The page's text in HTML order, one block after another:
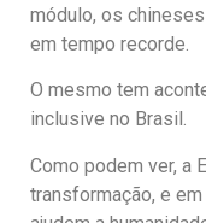
módulo, os
em tempo recorde.
O mesmo tem
inclusive no Brasil.
Como podem ver, a
transformação, e